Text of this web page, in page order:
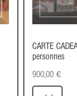
CARTE
personnes
900,00 €